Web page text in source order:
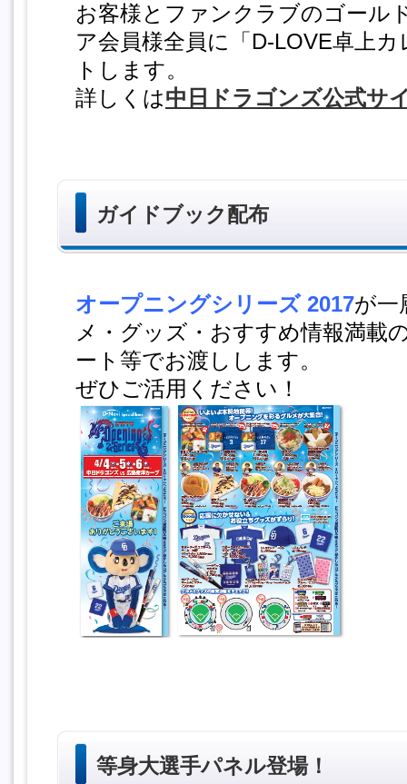
お客様とファンクラブのゴール
ア会員様全員に「D-LOVE卓上
トします。
詳しくは中日ドラゴンズ公式サ
ガイドブック配布
オープニングシリーズ 2017が一
メ・グッズ・おすすめ情報満載
ート等でお渡しします。
ぜひご活用ください！
等身大選手パネル登場！